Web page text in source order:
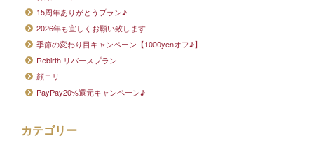
15周年ありがとうプラン♪
2026年も宜しくお願い致します
季節の変わり目キャンペーン【1000yenオフ♪】
Rebirth リバースプラン
顔コリ
PayPay20%還元キャンペーン♪
カテゴリー